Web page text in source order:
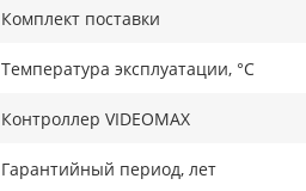
Комплект поставки
Температура эксплуатации, °C
Контроллер VIDEOMAX
Гарантийный период, лет